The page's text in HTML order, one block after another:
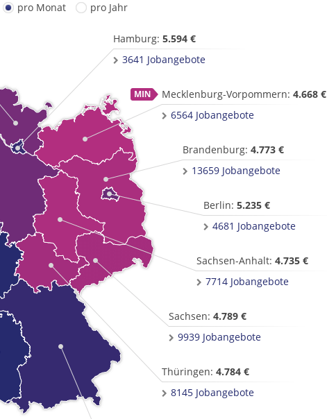
pro Monat pro Jahr
Berlin: 5.235 €
4681 Jobangebote
Brandenburg: 4.773 €
13659 Jobangebote
Hamburg: 5.594 €
3641 Jobangebote
Mecklenburg-Vorpommern: 4.668 €
6564 Jobangebote
Sachsen: 4.789 €
9939 Jobangebote
Sachsen-Anhalt: 4.735 €
7714 Jobangebote
Thüringen: 4.784 €
8145 Jobangebote